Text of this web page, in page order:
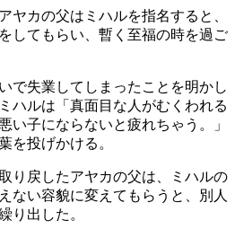
ヤカの父はミハルを指名すると、
してもらい、暫く至福の時を過ご
で失業してしまったことを明かし
ハルは「真面目な人がむくわれる
い子にならないと疲れちゃう。」
を投げかける。
り戻したアヤカの父は、ミハルの
ない容貌に変えてもらうと、別人
り出した。